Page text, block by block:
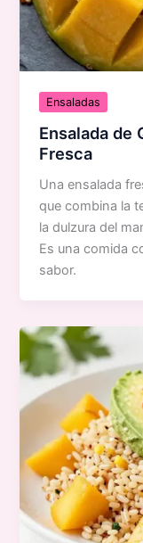
Ensaladas
Ensalada de
Fresca
Una ensalada
que combina la
la dulzura del
Es una comida
sabor.